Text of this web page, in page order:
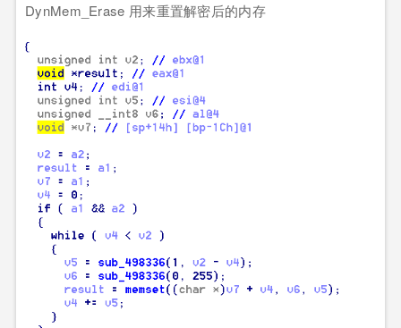
DynMem_Erase 用来重置解密后的内存